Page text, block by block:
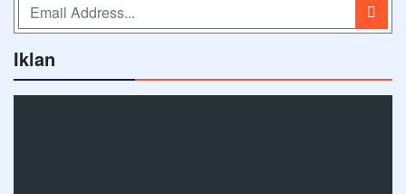
Iklan